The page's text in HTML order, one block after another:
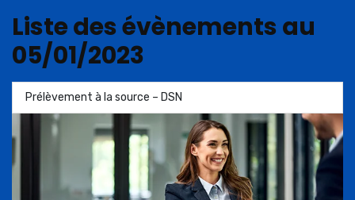
Liste des évènements au
05/01/2023
Prélèvement à la source – DSN